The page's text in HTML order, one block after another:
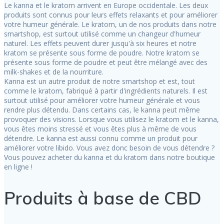
Le kanna et le kratom arrivent en Europe occidentale. Les deux
produits sont connus pour leurs effets relaxants et pour améliorer
votre humeur générale. Le kratom, un de nos produits dans notre
smartshop, est surtout utilisé comme un changeur d'humeur
naturel. Les effets peuvent durer jusqu'à six heures et notre
kratom se présente sous forme de poudre. Notre kratom se
présente sous forme de poudre et peut être mélangé avec des
milk-shakes et de la nourriture.
Kanna est un autre produit de notre smartshop et est, tout
comme le kratom, fabriqué à partir d'ingrédients naturels. Il est
surtout utilisé pour améliorer votre humeur générale et vous
rendre plus détendu. Dans certains cas, le kanna peut même
provoquer des visions. Lorsque vous utilisez le kratom et le kanna,
vous êtes moins stressé et vous êtes plus à même de vous
détendre. Le kanna est aussi connu comme un produit pour
améliorer votre libido. Vous avez donc besoin de vous détendre ?
Vous pouvez acheter du kanna et du kratom dans notre boutique
en ligne !
Produits à base de CBD